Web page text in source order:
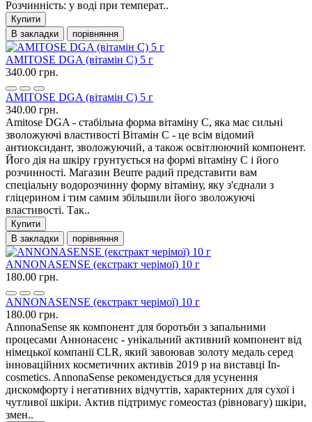
Розчинність: у воді при температ..
Купити
В закладки
порівняння
AMITOSE DGA (вітамін С) 5 г
340.00 грн.
AMITOSE DGA (вітамін С) 5 г
340.00 грн.
Amitose DGA - стабільна форма вітаміну С, яка має сильні
зволожуючі властивості Вітамін С - це всім відомий
антиоксидант, зволожуючий, а також освітлюючий компонент.
Його дія на шкіру грунтується на формі вітаміну С і його
розчинності. Магазин Beurre радий представити вам
спеціальну водорозчинну форму вітаміну, яку з'єднали з
гліцерином і тим самим збільшили його зволожуючі
властивості. Так..
Купити
В закладки
порівняння
ANNONASENSE (екстракт черімої) 10 г
180.00 грн.
ANNONASENSE (екстракт черімої) 10 г
180.00 грн.
AnnonaSense як компонент для боротьби з запальними
процесами Аннонасенс - унікальний активний компонент від
німецької компанії CLR, який завоював золоту медаль серед
інноваційних косметичних активів 2019 р на виставці In-
cosmetics. AnnonaSense рекомендується для усунення
дискомфорту і негативних відчуттів, характерних для сухої і
чутливої шкіри. Актив підтримує гомеостаз (рівновагу) шкіри,
змен..